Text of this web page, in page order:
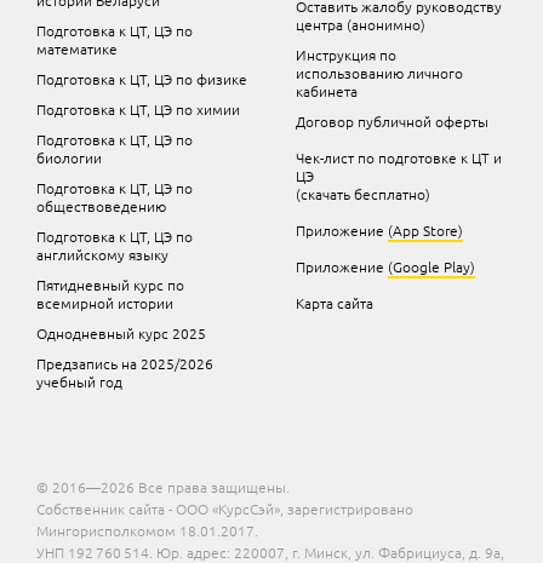
Подготовка к ЦТ, ЦЭ по
математике
Подготовка к ЦТ, ЦЭ по физике
Подготовка к ЦТ, ЦЭ по химии
Подготовка к ЦТ, ЦЭ по
биологии
Подготовка к ЦТ, ЦЭ по
обществоведению
Подготовка к ЦТ, ЦЭ по
английскому языку
Пятидневный курс по
всемирной истории
Однодневный курс 2025
Предзапись на 2025/2026
учебный год
Оставить жалобу руководству
центра (анонимно)
Инструкция по
использованию личного
кабинета
Договор публичной оферты
Чек-лист по подготовке к ЦТ и
ЦЭ
(скачать бесплатно)
Приложение (App Store)
Приложение (Google Play)
Карта сайта
© 2016—2026 Все права защищены.
Собственник сайта - ООО «КурсСэй», зарегистрировано
Мингорисполкомом 18.01.2017.
УНП 192 760 514. Юр. адрес: 220007, г. Минск, ул. Фабрициуса, д. 9а,